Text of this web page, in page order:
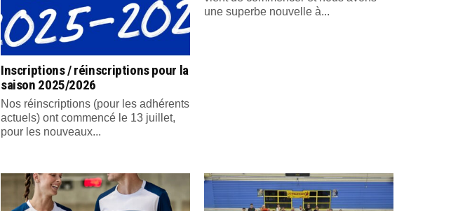
Inscriptions / réinscriptions pour la
saison 2025/2026
Nos réinscriptions (pour les adhérents
actuels) ont commencé le 13 juillet,
pour les nouveaux...
une superbe nouvelle à...